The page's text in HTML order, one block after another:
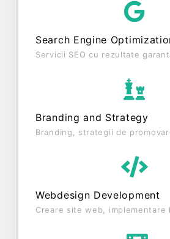
ultimul an fiscal. DEPIRO
entitate inactiva din punct de
status: RADIATA. Societatea nu este plătitoare de
TVA.
Search Engine
Servicii SEO cu rezultate
Branding and Strategy
Branding, strategii de
Webdesign Development
Creare site web, implementare